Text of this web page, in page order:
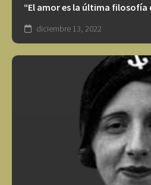
“El amor es la última filosofía
diciembre 13, 2022